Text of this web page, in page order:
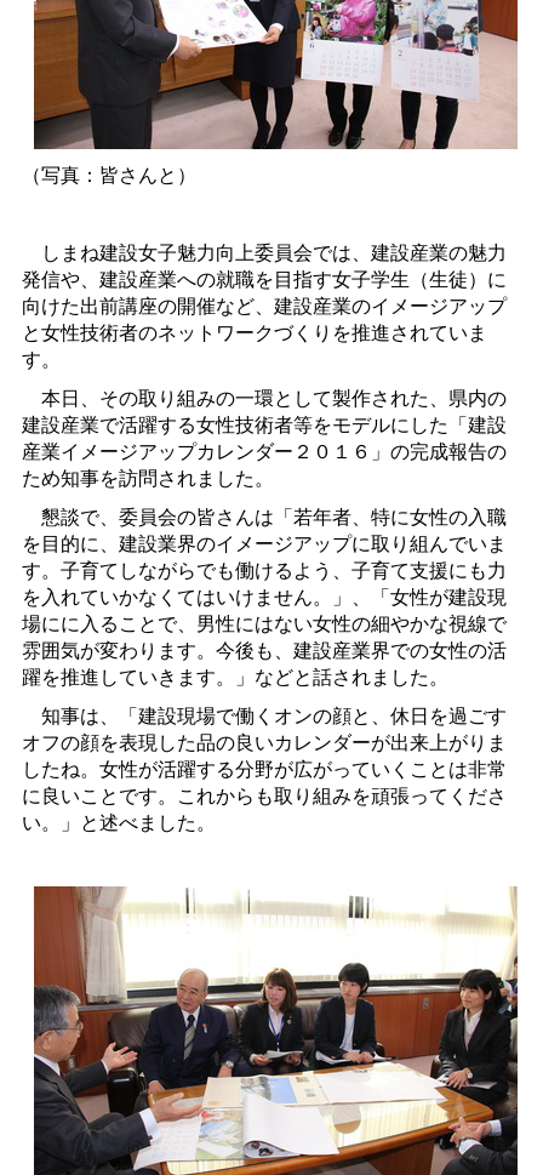
（写真：皆さんと）
しまね建設女子魅力向上委員会では、建設産業の魅力
発信や、建設産業への就職を目指す女子学生（生徒）に
向けた出前講座の開催など、建設産業のイメージアップ
と女性技術者のネットワークづくりを推進されていま
す。
本日、その取り組みの一環として製作された、県内の
建設産業で活躍する女性技術者等をモデルにした「建設
産業イメージアップカレンダー２０１６」の完成報告の
ため知事を訪問されました。
懇談で、委員会の皆さんは「若年者、特に女性の入職
を目的に、建設業界のイメージアップに取り組んでいま
す。子育てしながらでも働けるよう、子育て支援にも力
を入れていかなくてはいけません。」、「女性が建設現
場にに入ることで、男性にはない女性の細やかな視線で
雰囲気が変わります。今後も、建設産業界での女性の活
躍を推進していきます。」などと話されました。
知事は、「建設現場で働くオンの顔と、休日を過ごす
オフの顔を表現した品の良いカレンダーが出来上がりま
したね。女性が活躍する分野が広がっていくことは非常
に良いことです。これからも取り組みを頑張ってくださ
い。」と述べました。